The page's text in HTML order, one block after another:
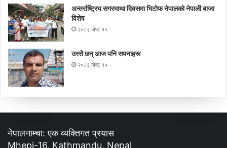
अन्तर्राष्ट्रिय सगरमाथा दिवसमा भिटाेफ नेपालकाे नेपाली बाजा
विशेष
२०८३ जेष्ठ १५
उस्तै छन् आज पनि सपनाहरू
२०८३ जेष्ठ १५
नेपालनाम्चा: एक व्यक्तिगत प्रयास
Mhepi-16, Kathmandu, Nepal